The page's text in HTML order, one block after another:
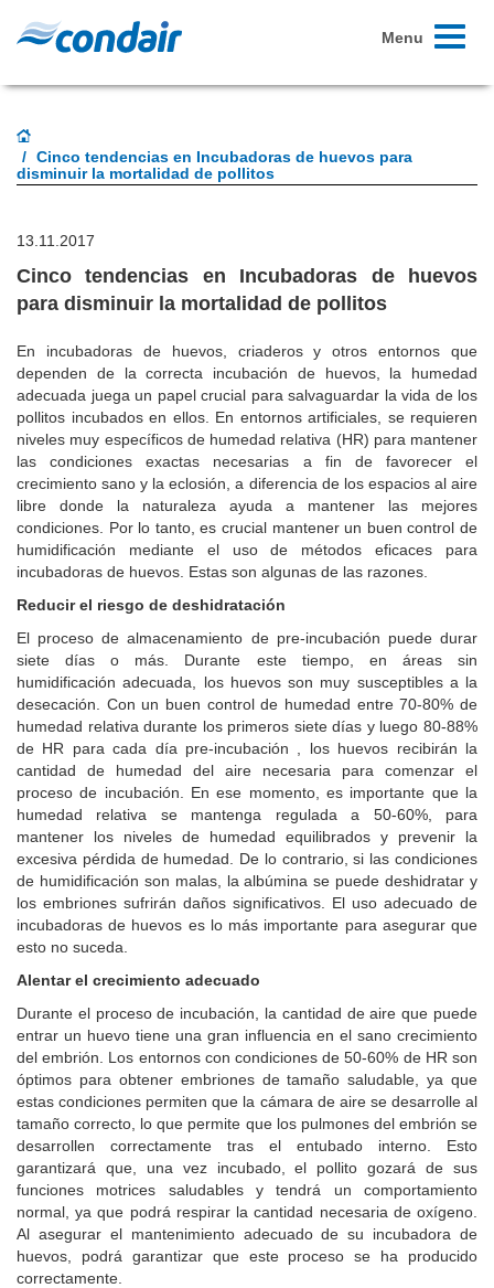
Toggle
Menu
Cinco tendencias en Incubadoras de huevos para
disminuir la mortalidad de pollitos
13.11.2017
Cinco tendencias en Incubadoras de huevos
para disminuir la mortalidad de pollitos
En incubadoras de huevos, criaderos y otros entornos que
dependen de la correcta incubación de huevos, la humedad
adecuada juega un papel crucial para salvaguardar la vida de los
pollitos incubados en ellos. En entornos artificiales, se requieren
niveles muy específicos de humedad relativa (HR) para mantener
las condiciones exactas necesarias a fin de favorecer el
crecimiento sano y la eclosión, a diferencia de los espacios al aire
libre donde la naturaleza ayuda a mantener las mejores
condiciones. Por lo tanto, es crucial mantener un buen control de
humidificación mediante el uso de métodos eficaces para
incubadoras de huevos. Estas son algunas de las razones.
Reducir el riesgo de deshidratación
El proceso de almacenamiento de pre-incubación puede durar
siete días o más. Durante este tiempo, en áreas sin
humidificación adecuada, los huevos son muy susceptibles a la
desecación. Con un buen control de humedad entre 70-80% de
humedad relativa durante los primeros siete días y luego 80-88%
de HR para cada día pre-incubación , los huevos recibirán la
cantidad de humedad del aire necesaria para comenzar el
proceso de incubación. En ese momento, es importante que la
humedad relativa se mantenga regulada a 50-60%, para
mantener los niveles de humedad equilibrados y prevenir la
excesiva pérdida de humedad. De lo contrario, si las condiciones
de humidificación son malas, la albúmina se puede deshidratar y
los embriones sufrirán daños significativos. El uso adecuado de
incubadoras de huevos es lo más importante para asegurar que
esto no suceda.
Alentar el crecimiento adecuado
Durante el proceso de incubación, la cantidad de aire que puede
entrar un huevo tiene una gran influencia en el sano crecimiento
del embrión. Los entornos con condiciones de 50-60% de HR son
óptimos para obtener embriones de tamaño saludable, ya que
estas condiciones permiten que la cámara de aire se desarrolle al
tamaño correcto, lo que permite que los pulmones del embrión se
desarrollen correctamente tras el entubado interno. Esto
garantizará que, una vez incubado, el pollito gozará de sus
funciones motrices saludables y tendrá un comportamiento
normal, ya que podrá respirar la cantidad necesaria de oxígeno.
Al asegurar el mantenimiento adecuado de su incubadora de
huevos, podrá garantizar que este proceso se ha producido
correctamente.